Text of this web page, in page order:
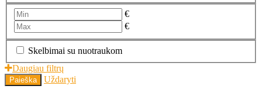
€
€
Skelbimai su nuotraukom
Daugiau filtrų
Paieška Uždaryti